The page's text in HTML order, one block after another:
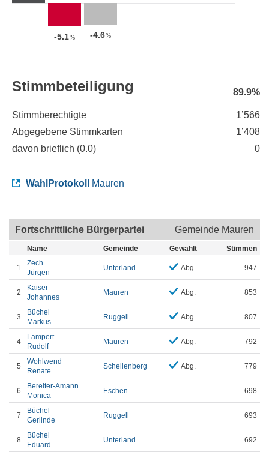
-5.1% -4.6%
Stimmbeteiligung 89.9%
Stimmberechtigte
1’566
Abgegebene Stimmkarten
1’408
davon brieflich (0.0) 0
WahlProtokoll Mauren
Fortschrittliche Bürgerpartei Gemeinde Mauren
Name Gemeinde Gewählt Stimmen
1
Zech
Jürgen
Unterland Abg. 947
2
Kaiser
Johannes
Mauren Abg. 853
3
Büchel
Markus
Ruggell Abg. 807
4
Lampert
Rudolf
Mauren Abg. 792
5
Wohlwend
Renate
Schellenberg Abg. 779
6
Bereiter-Amann
Monica
Eschen 698
7
Büchel
Gerlinde
Ruggell 693
8
Büchel
Eduard
Unterland 692